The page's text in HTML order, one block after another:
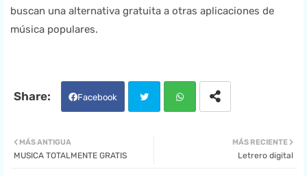
buscan una alternativa gratuita a otras aplicaciones de
música populares.
Facebook
MÁS RECIENTE
Letrero digital
MÁS ANTIGUA
MUSICA TOTALMENTE GRATIS